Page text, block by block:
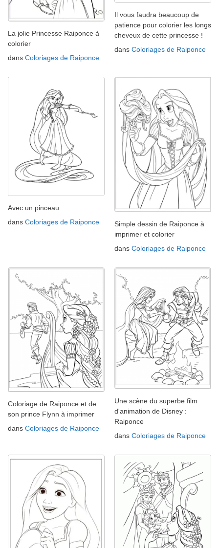
La jolie Princesse Raiponce à
colorier
dans Coloriages de Raiponce
Il vous faudra beaucoup de
patience pour colorier les longs
cheveux de cette princesse !
dans Coloriages de Raiponce
Avec un pinceau
dans Coloriages de Raiponce
Simple dessin de Raiponce à
imprimer et colorier
dans Coloriages de Raiponce
Coloriage de Raiponce et de
son prince Flynn à imprimer
dans Coloriages de Raiponce
Une scène du superbe film
d'animation de Disney :
Raiponce
dans Coloriages de Raiponce